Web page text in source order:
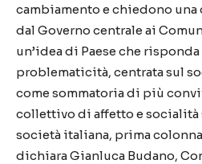
cambiamento e chiedono una
dal Governo centrale ai
un’idea di Paese che
problematicità, centrata sul
come sommatoria di più
collettivo di affetto e socialità
società italiana, prima
dichiara Gianluca Budano,